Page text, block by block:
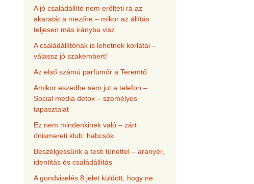
A jó családállító nem erőlteti rá az
akaratát a mezőre – mikor az állítás
teljesen más irányba visz
A családállítónak is lehetnek korlátai –
válassz jó szakembert!
Az első számú parfümőr a Teremtő
Amikor eszedbe sem jut a telefon –
Social media detox – személyes
tapasztalat
Ez nem mindenkinek való – zárt
önismereti klub: habcsók.
Beszélgessünk a testi tünettel – aranyér,
identitás és családállítás
A gondviselés 8 jelet küldött, hogy ne